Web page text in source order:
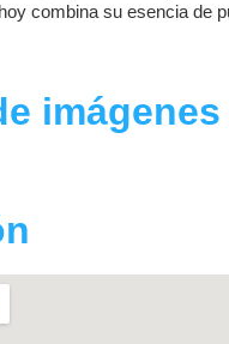
combina su esencia de
imágenes